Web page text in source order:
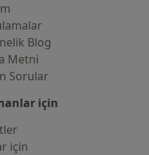
Blog
Metni
Sorular
için
için